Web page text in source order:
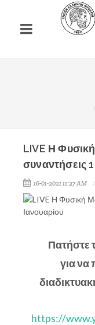
LIVE Η
συναντήσεις
16-01-2021 11:27 AM
Πατήστε
για να
https://